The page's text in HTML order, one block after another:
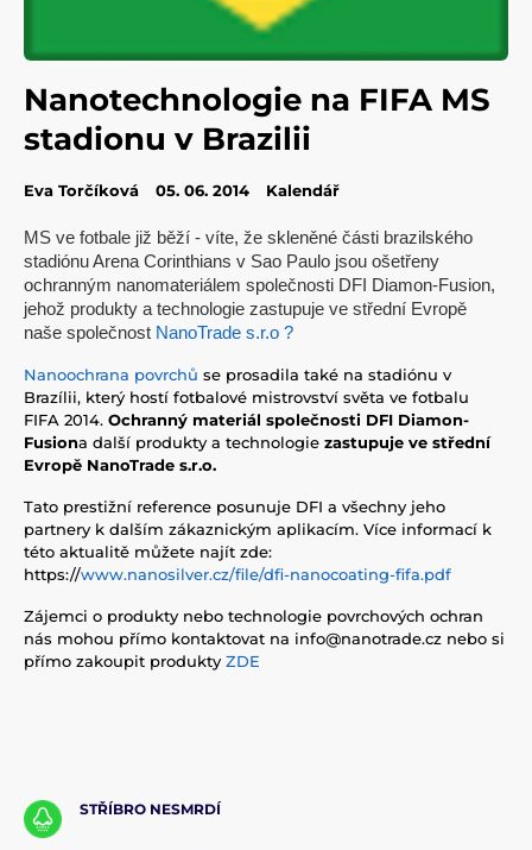
Nanotechnologie na FIFA MS
stadionu v Brazilii
Eva Torčíková 05. 06. 2014 Kalendář
MS ve fotbale již běží - víte, že skleněné části brazilského
stadiónu Arena Corinthians v Sao Paulo jsou ošetřeny
ochranným nanomateriálem společnosti DFI Diamon-Fusion,
jehož produkty a technologie zastupuje ve střední Evropě
naše společnost NanoTrade s.r.o ?
Nanoochrana povrchů se prosadila také na stadiónu v
Brazílii, který hostí fotbalové mistrovství světa ve fotbalu
FIFA 2014. Ochranný materiál společnosti DFI Diamon-
Fusiona další produkty a technologie zastupuje ve střední
Evropě NanoTrade s.r.o.
Tato prestižní reference posunuje DFI a všechny jeho
partnery k dalším zákaznickým aplikacím. Více informací k
této aktualitě můžete najít zde:
https://www.nanosilver.cz/file/dfi-nanocoating-fifa.pdf
Zájemci o produkty nebo technologie povrchových ochran
nás mohou přímo kontaktovat na info@nanotrade.cz nebo si
přímo zakoupit produkty ZDE
STŘÍBRO NESMRDÍ